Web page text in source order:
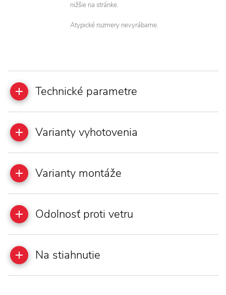
nižšie na stránke.
Atypické rozmery nevyrábame.
Technické parametre
Varianty vyhotovenia
Varianty montáže
Odolnosť proti vetru
Na stiahnutie